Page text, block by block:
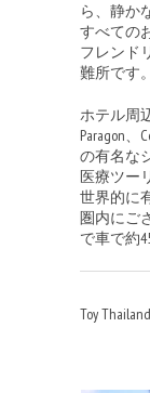
ら、静か
すべての
フレンド
難所です。
ホテル周
Paragon、
の有名な
医療ツー
世界的に
圏内にご
で車で約
Toy